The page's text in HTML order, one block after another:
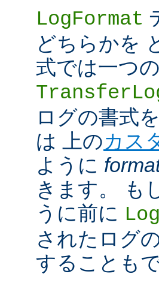
LogFormat
どちらかを
式では一つ
ログの書式
は 上のカス
ように
きます。 も
うに前に
されたログ
することも